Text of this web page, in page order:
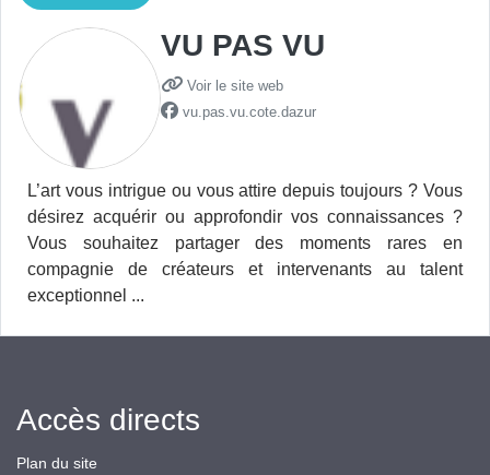
VU PAS VU
Voir le site web
vu.pas.vu.cote.dazur
L’art vous intrigue ou vous attire depuis toujours ? Vous
désirez acquérir ou approfondir vos connaissances ?
Vous souhaitez partager des moments rares en
compagnie de créateurs et intervenants au talent
exceptionnel ...
Accès directs
Plan du site